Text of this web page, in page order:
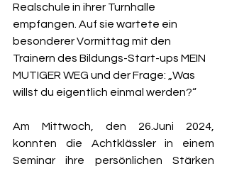
Realschule in ihrer Turnhalle
empfangen. Auf sie wartete ein
besonderer Vormittag mit den
Trainern des Bildungs-Start-ups MEIN
MUTIGER WEG und der Frage: „Was
willst du eigentlich einmal werden?“
Am Mittwoch, den 26.Juni 2024,
konnten die Achtklässler in einem
Seminar ihre persönlichen Stärken